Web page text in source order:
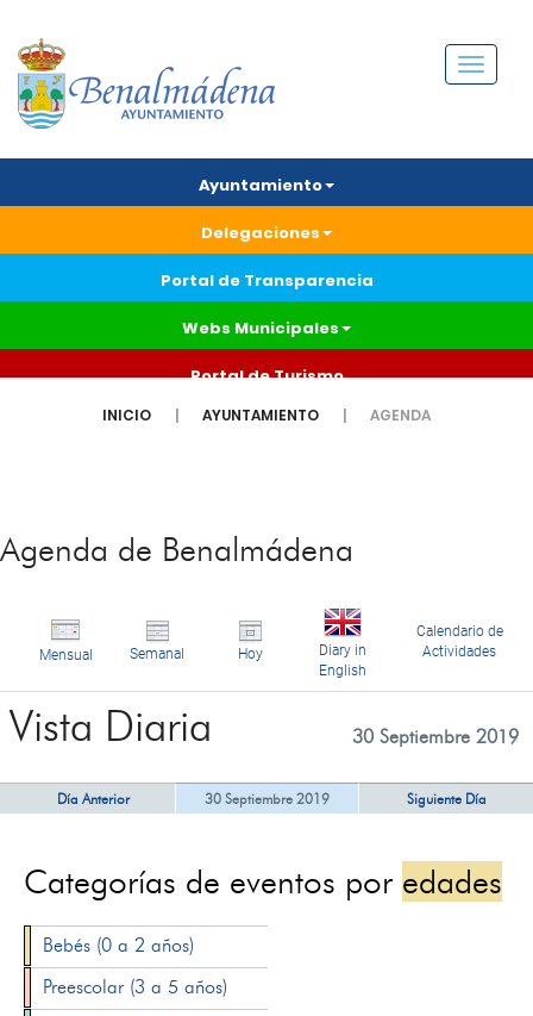
Menú
Ayuntamiento
Delegaciones
Portal de Transparencia
Webs Municipales
Portal de Turismo
INICIO AYUNTAMIENTO AGENDA
Agenda de Benalmádena
Mensual Semanal Hoy
Diary in
English
Calendario de
Actividades
Vista Diaria 30 Septiembre 2019
Día Anterior 30 Septiembre 2019 Siguiente Día
Categorías de eventos por edades
Bebés (0 a 2 años)
Preescolar (3 a 5 años)